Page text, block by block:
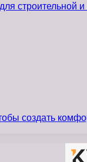
строительной
создать